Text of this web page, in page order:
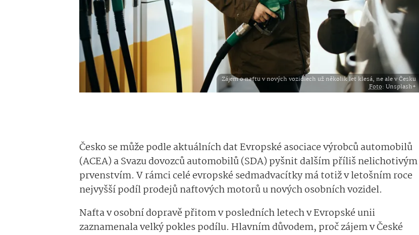
Zájem o naftu v nových vozidlech už několik let klesá, ne ale v Česku
Foto: Unsplash+
Česko se může podle aktuálních dat Evropské asociace výrobců automobilů
(ACEA) a Svazu dovozců automobilů (SDA) pyšnit dalším příliš nelichotivým
prvenstvím. V rámci celé evropské sedmadvacítky má totiž v letošním roce
nejvyšší podíl prodejů naftových motorů u nových osobních vozidel.
Nafta v osobní dopravě přitom v posledních letech v Evropské unii
zaznamenala velký pokles podílu. Hlavním důvodem, proč zájem v České